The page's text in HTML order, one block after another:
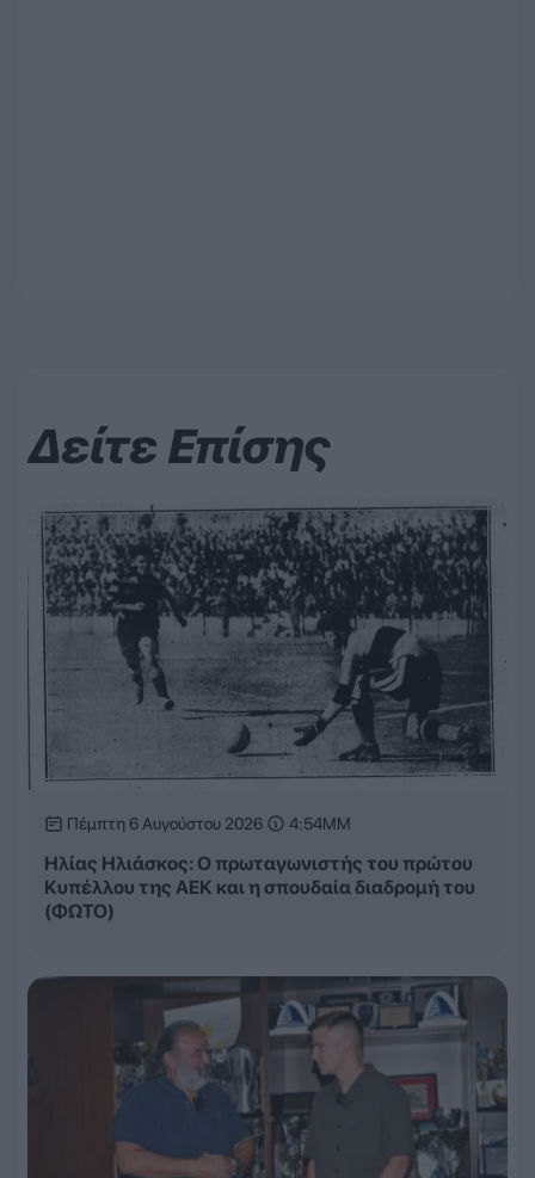
Δείτε Επίσης
Πέμπτη 6 Αυγούστου 2026 4:54ΜΜ
Ηλίας Ηλιάσκος: Ο πρωταγωνιστής του πρώτου
Κυπέλλου της ΑΕΚ και η σπουδαία διαδρομή του
(ΦΩΤΟ)